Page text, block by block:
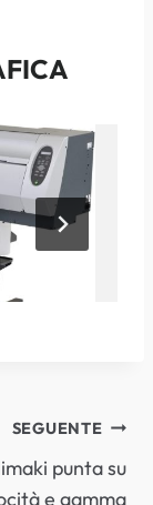
SEGUENTE
punta su
e gamma